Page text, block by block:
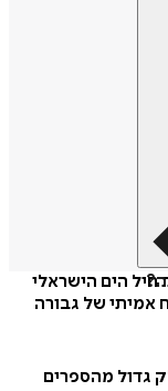
חיל הים הישראלי
אמיתי של גבורה
גדול מהספרים